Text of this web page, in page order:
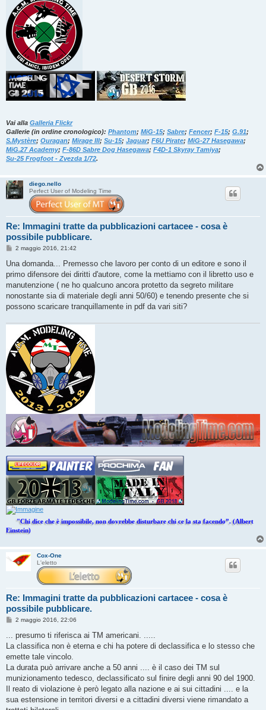
Vai alla Galleria Flickr
Gallerie (in ordine cronologico): Phantom; MiG-15; Sabre; Fencer; F-15; G.91;
S.Mystère; Ouragan; Mirage III; Su-15; Jaguar; F6U Pirate; MiG-27 Hasegawa;
MiG.27 Academy; F-86D Sabre Dog Hasegawa; F4D-1 Skyray Tamiya;
Su-25 Frogfoot - Zvezda 1/72.
diego.nello
Perfect User of Modeling Time
Re: Immagini tratte da pubblicazioni cartacee - cosa è
possibile pubblicare.
M
s
a
g
i
o
2 maggio 2016, 21:42
Una domanda... Premesso che lavoro per conto di un editore e sono il
primo difensore dei diritti d'autore, come la mettiamo con il libretto uso e
manutenzione ( ne ho qualcuno ancora protetto da segreto militare
nonostante sia di materiale degli anni 50/60) e tenendo presente che si
possono scaricare tranquillamente in pdf da vari siti?
"Chi dice che è impossibile, non dovrebbe disturbare chi ce la sta facendo”. (Albert
Einstein)
Cox-One
L'eletto
Re: Immagini tratte da pubblicazioni cartacee - cosa è
possibile pubblicare.
M
s
s
a
g
i
o
2 maggio 2016, 22:06
... presumo ti riferisca ai TM americani. .....
La classifica non è eterna e chi ha potere di declassifica e lo stesso che
emette tale vincolo.
La durata può arrivare anche a 50 anni .... è il caso dei TM sul
munizionamento tedesco, declassificato sul finire degli anni 90 del 1900.
Il reato di violazione è però legato alla nazione e ai sui cittadini .... e la
sua estensione in territori diversi e a cittadini diversi viene rimandato a